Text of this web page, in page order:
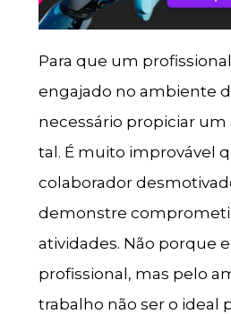
Para que um
engajado no ambiente
necessário propiciar
tal. É muito improvável
colaborador
demonstre
atividades. Não porque
profissional, mas pelo
trabalho não ser o ideal